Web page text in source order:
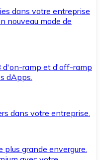
dans votre entreprise
nouveau mode de
d'on-ramp et d'off-ramp
dApps.
dans votre entreprise.
plus grande envergure.